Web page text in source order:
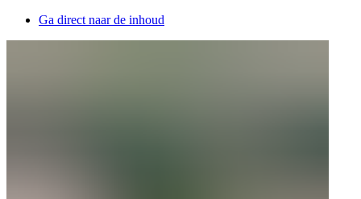
Ga direct naar de inhoud